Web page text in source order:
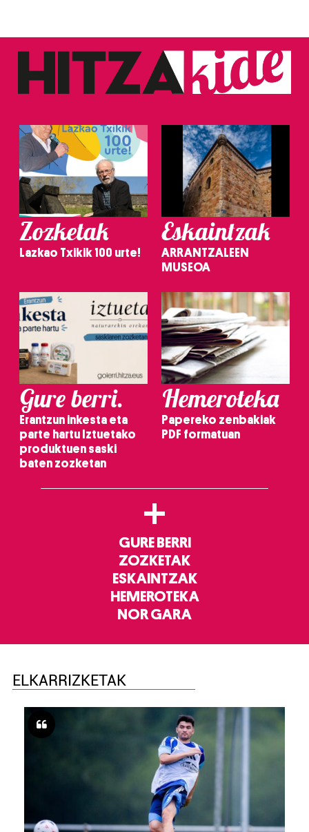
Zozketak
Lazkao Txikik 100 urte!
Eskaintzak
ARRANTZALEEN
MUSEOA
Gure berri.
Erantzun inkesta eta
parte hartu Iztuetako
produktuen saski
baten zozketan
Hemeroteka
Papereko zenbakiak
PDF formatuan
+
GURE BERRI
ZOZKETAK
ESKAINTZAK
HEMEROTEKA
NOR GARA
ELKARRIZKETAK